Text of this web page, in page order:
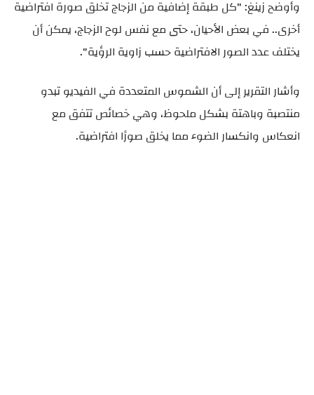
وأوضح زينغ: "كل طبقة إضافية من الزجاج تخلق صورة افتراضية
أخرى.. في بعض الأحيان، حتى مع نفس لوح الزجاج، يمكن أن
يختلف عدد الصور الافتراضية حسب زاوية الرؤية".
وأشار التقرير إلى أن الشموس المتعددة في الفيديو تبدو
منتصبة وباهتة بشكل ملحوظ، وهي خصائص تتفق مع
انعكاس وانكسار الضوء مما يخلق صورًا افتراضية.